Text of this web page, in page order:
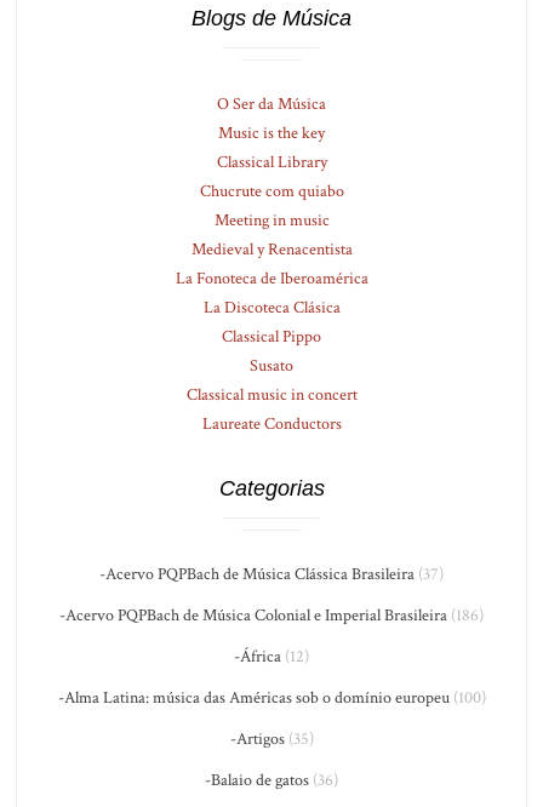
Blogs de Música
O Ser da Música
Music is the key
Classical Library
Chucrute com quiabo
Meeting in music
Medieval y Renacentista
La Fonoteca de Iberoamérica
La Discoteca Clásica
Classical Pippo
Susato
Classical music in concert
Laureate Conductors
Categorias
-Acervo PQPBach de Música Clássica Brasileira (37)
-Acervo PQPBach de Música Colonial e Imperial Brasileira (186)
-África (12)
-Alma Latina: música das Américas sob o domínio europeu(100)
-Artigos(35)
-Balaio de gatos (36)